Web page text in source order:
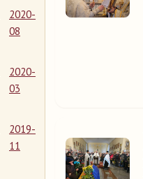
2020-
08
2020-
03
2019-
11